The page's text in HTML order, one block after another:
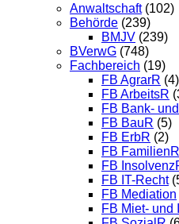
Anwaltschaft(102)
Behörde (239)
BMJV (239)
BVerwG (748)
Fachbereich (19)
FB AgrarR (4)
FB ArbeitsR
FB Bank-
FB BauR (5)
FB ErbR (2)
FB FamilienR
FB
FB IT-Recht
FB Mediation
FB Miet- und